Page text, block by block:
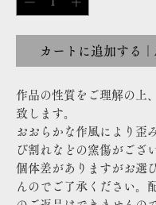
カートに追加する
作品の性質をご理解の上
致します。
おおらかな作風により歪
び割れなどの窯傷がござ
個体差がありますがお選
んのでご了承ください。